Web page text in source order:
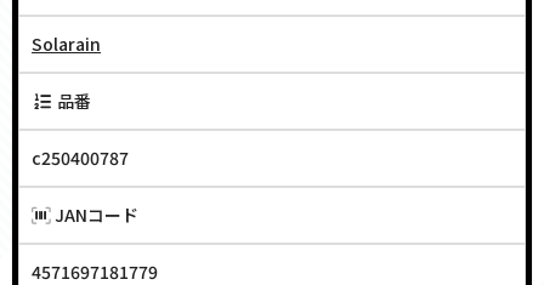
Solarain
品番
c250400787
JANコード
4571697181779